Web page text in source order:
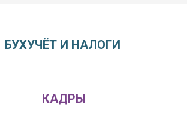
БУХУЧЁТ И НАЛОГИ
КАДРЫ